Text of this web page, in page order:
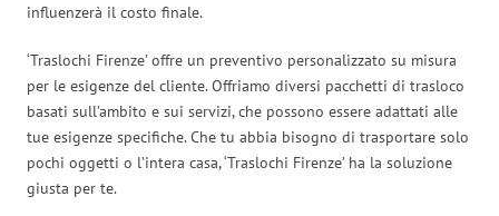
influenzerà il costo finale.
‘Traslochi Firenze’ offre un preventivo personalizzato su misura
per le esigenze del cliente. Offriamo diversi pacchetti di trasloco
basati sull’ambito e sui servizi, che possono essere adattati alle
tue esigenze specifiche. Che tu abbia bisogno di trasportare solo
pochi oggetti o l’intera casa, ‘Traslochi Firenze’ ha la soluzione
giusta per te.